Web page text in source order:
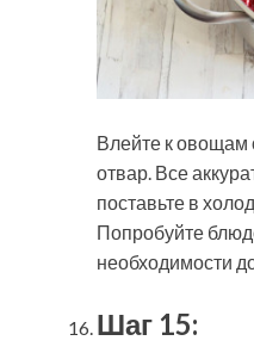
Влейте к
отвар. Все
поставьте в
Попробуйте
необходимости
Шаг 15: